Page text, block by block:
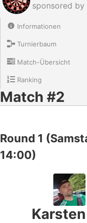
sponsored by
Informationen
Turnierbaum
Match-Übersicht
Ranking
Match #2
Round 1
14:00)
Karsten